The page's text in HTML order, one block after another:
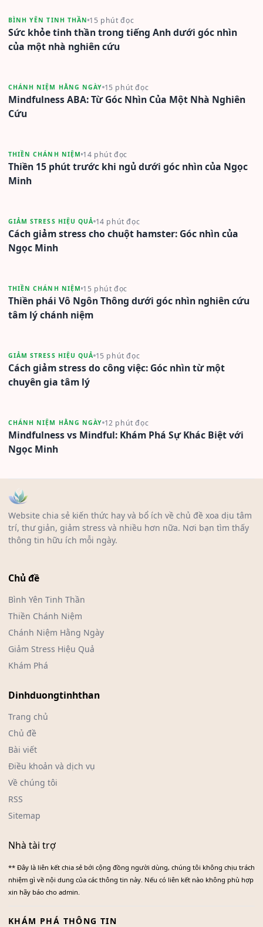
BÌNH YÊN TINH THẦN 15 phút đọc
Sức khỏe tinh thần trong tiếng Anh dưới góc nhìn
của một nhà nghiên cứu
CHÁNH NIỆM HẰNG NGÀY 15 phút đọc
Mindfulness ABA: Từ Góc Nhìn Của Một Nhà Nghiên
Cứu
THIỀN CHÁNH NIỆM 14 phút đọc
Thiền 15 phút trước khi ngủ dưới góc nhìn của Ngọc
Minh
GIẢM STRESS HIỆU QUẢ 14 phút đọc
Cách giảm stress cho chuột hamster: Góc nhìn của
Ngọc Minh
THIỀN CHÁNH NIỆM 15 phút đọc
Thiền phái Vô Ngôn Thông dưới góc nhìn nghiên cứu
tâm lý chánh niệm
GIẢM STRESS HIỆU QUẢ 15 phút đọc
Cách giảm stress do công việc: Góc nhìn từ một
chuyên gia tâm lý
CHÁNH NIỆM HẰNG NGÀY 12 phút đọc
Mindfulness vs Mindful: Khám Phá Sự Khác Biệt với
Ngọc Minh
Website chia sẻ kiến thức hay và bổ ích về chủ đề xoa dịu tâm
trí, thư giản, giảm stress và nhiều hơn nữa. Nơi bạn tìm thấy
thông tin hữu ích mỗi ngày.
Chủ đề
Bình Yên Tinh Thần
Thiền Chánh Niệm
Chánh Niệm Hằng Ngày
Giảm Stress Hiệu Quả
Khám Phá
Dinhduongtinhthan
Trang chủ
Chủ đề
Bài viết
Điều khoản và dịch vụ
Về chúng tôi
RSS
Sitemap
Nhà tài trợ
** Đây là liên kết chia sẻ bới cộng đồng người dùng, chúng tôi không chịu trách
nhiệm gì về nội dung của các thông tin này. Nếu có liên kết nào không phù hợp
xin hãy báo cho admin.
KHÁM PHÁ THÔNG TIN